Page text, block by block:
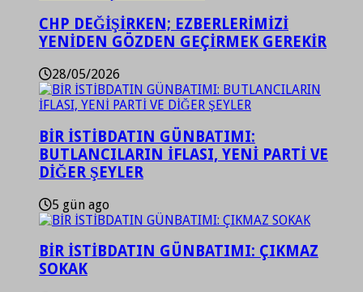
CHP DEĞİŞİRKEN; EZBERLERİMİZİ
YENİDEN GÖZDEN GEÇİRMEK GEREKİR
28/05/2026
BİR İSTİBDATIN GÜNBATIMI:
BUTLANCILARIN İFLASI, YENİ PARTİ VE
DİĞER ŞEYLER
5 gün ago
BİR İSTİBDATIN GÜNBATIMI: ÇIKMAZ
SOKAK